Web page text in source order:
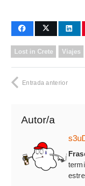
Lost in Crete Viajes
Entrada anterior
Autor/a